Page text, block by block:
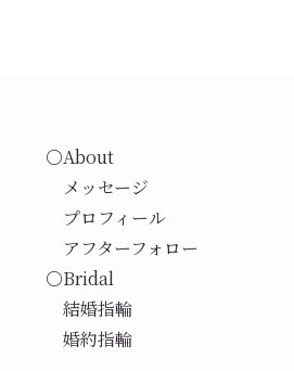
○About
メッセージ
プロフィール
アフターフォロー
○Bridal
結婚指輪
婚約指輪